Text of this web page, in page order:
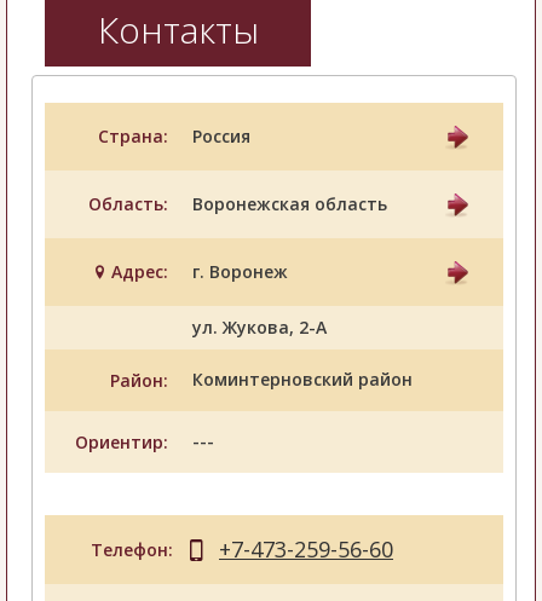
Контакты
Страна: Россия
Область: Воронежская область
Адрес: г. Воронеж
ул. Жукова, 2-А
Район: Коминтерновский район
Ориентир: ---
Телефон: +7-473-259-56-60